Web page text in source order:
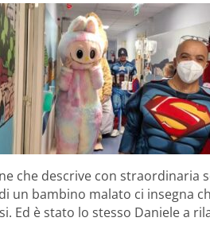
che descrive con straordinaria
un bambino malato ci insegna
Ed è stato lo stesso Daniele a